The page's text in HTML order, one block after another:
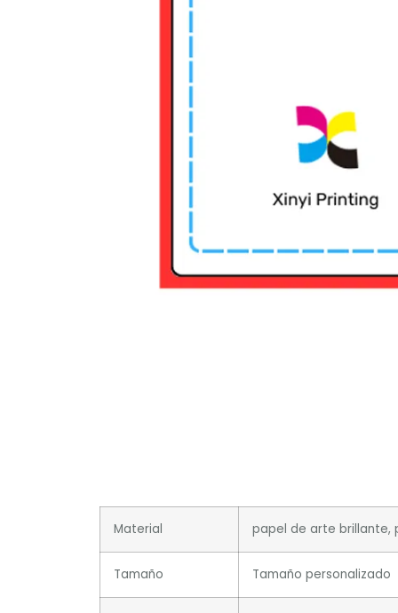
Material papel de arte brillante,
Tamaño Tamaño personalizado